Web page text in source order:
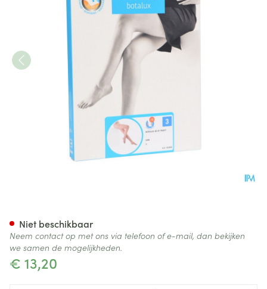
€ 13,20
Niet beschikbaar
Neem contact op met ons via telefoon of e-mail, dan bekijken
we samen de mogelijkheden.